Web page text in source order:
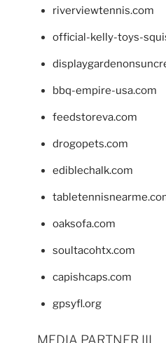
riverviewtennis.com
official-kelly-toys-
bbq-empire-usa.com
feedstoreva.com
drogopets.com
ediblechalk.com
oaksofa.com
soultacohtx.com
capishcaps.com
gpsyfl.org
MEDIA PARTNER III